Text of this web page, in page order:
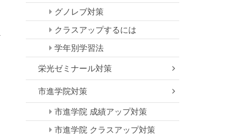
グノレブ対策
クラスアップするには
学年別学習法
栄光ゼミナール対策
市進学院対策
市進学院 成績アップ対策
市進学院 クラスアップ対策